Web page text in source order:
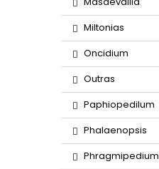
Miltonias
Oncidium
Outras
Paphiopedilum
Phalaenopsis
Phragmipedium